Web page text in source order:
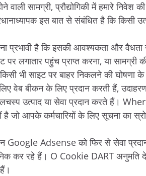
वाली सामग्री, प्रौद्योगिकी में हमारे
इस बात से संबंधित है कि किसी
प्रभावी है कि इसकी आवश्यकता और
पर लगातार पहुंच प्राप्त करना, या सामग्री
भी साइट पर बाहर निकलने की
वेब बीकन के लिए प्रदान करती हैं,
उत्पाद या सेवा प्रदान करते हैं।
है जो आपके कर्मचारियों के लिए सूचना का
Google Adsense को फिर से सेवा
कर रहे हैं। O Cookie DART